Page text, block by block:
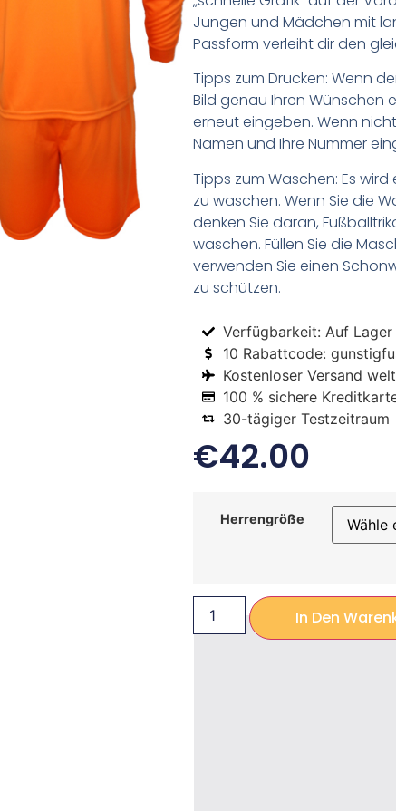
Jungen und Mädchen mit
Passform verleiht dir den
Tipps zum Drucken: Wenn
Bild genau Ihren Wünschen
erneut eingeben. Wenn
Namen und Ihre Nummer
Tipps zum Waschen: Es
zu waschen. Wenn Sie die
denken Sie daran,
waschen. Füllen Sie die
verwenden Sie einen
zu schützen.
Verfügbarkeit: Auf Lager
10 Rabattcode:
Kostenloser Versand
100 % sichere
30-tägiger Testzeitraum
€42.00
Herrengröße
In Den